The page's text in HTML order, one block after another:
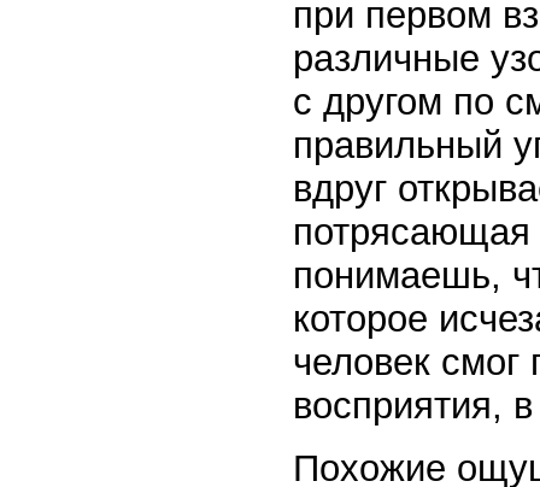
при первом
различные
с другом по
правильный
вдруг
потрясающая
понимаешь,
которое
человек смог
восприятия,
Похожие